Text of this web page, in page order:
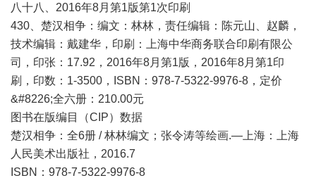
八十八、2016年8月第1版第1次印刷
430、楚汉相争：编文：林林，责任编辑：陈元山、赵麟，
技术编辑：戴建华，印刷：上海中华商务联合印刷有限公
司，印张：17.92，2016年8月第1版，2016年8月第1印
刷，印数：1-3500，ISBN：978-7-5322-9976-8，定价
&#8226;全六册：210.00元
图书在版编目（CIP）数据
楚汉相争：全6册 / 林林编文；张令涛等绘画.—上海：上海
人民美术出版社，2016.7
ISBN：978-7-5322-9976-8